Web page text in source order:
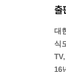
출
대
식
16